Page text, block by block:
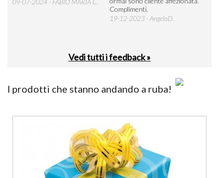
Complimenti.
19-12-2023 - AngelaD.
Vedi tutti i feedback »
I prodotti che stanno andando a ruba!